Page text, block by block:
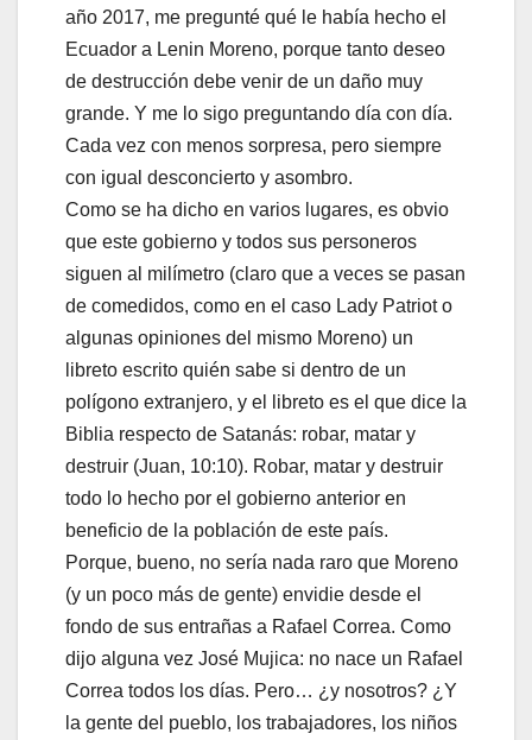
año 2017, me pregunté qué le había hecho el
Ecuador a Lenin Moreno, porque tanto deseo
de destrucción debe venir de un daño muy
grande. Y me lo sigo preguntando día con día.
Cada vez con menos sorpresa, pero siempre
con igual desconcierto y asombro.
Como se ha dicho en varios lugares, es obvio
que este gobierno y todos sus personeros
siguen al milímetro (claro que a veces se pasan
de comedidos, como en el caso Lady Patriot o
algunas opiniones del mismo Moreno) un
libreto escrito quién sabe si dentro de un
polígono extranjero, y el libreto es el que dice la
Biblia respecto de Satanás: robar, matar y
destruir (Juan, 10:10). Robar, matar y destruir
todo lo hecho por el gobierno anterior en
beneficio de la población de este país.
Porque, bueno, no sería nada raro que Moreno
(y un poco más de gente) envidie desde el
fondo de sus entrañas a Rafael Correa. Como
dijo alguna vez José Mujica: no nace un Rafael
Correa todos los días. Pero… ¿y nosotros? ¿Y
la gente del pueblo, los trabajadores, los niños